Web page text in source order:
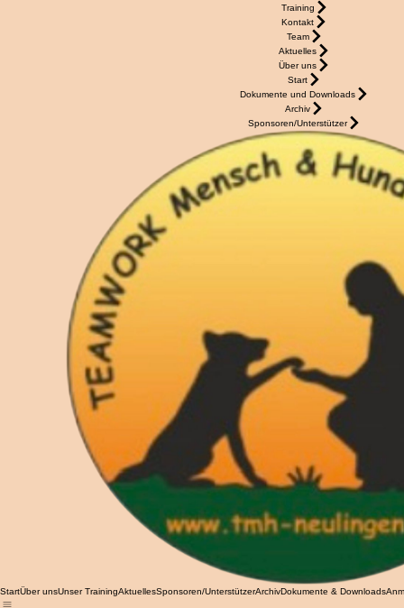
Training
Kontakt
Team
Aktuelles
Über uns
Start
Dokumente und Downloads
Archiv
Sponsoren/Unterstützer